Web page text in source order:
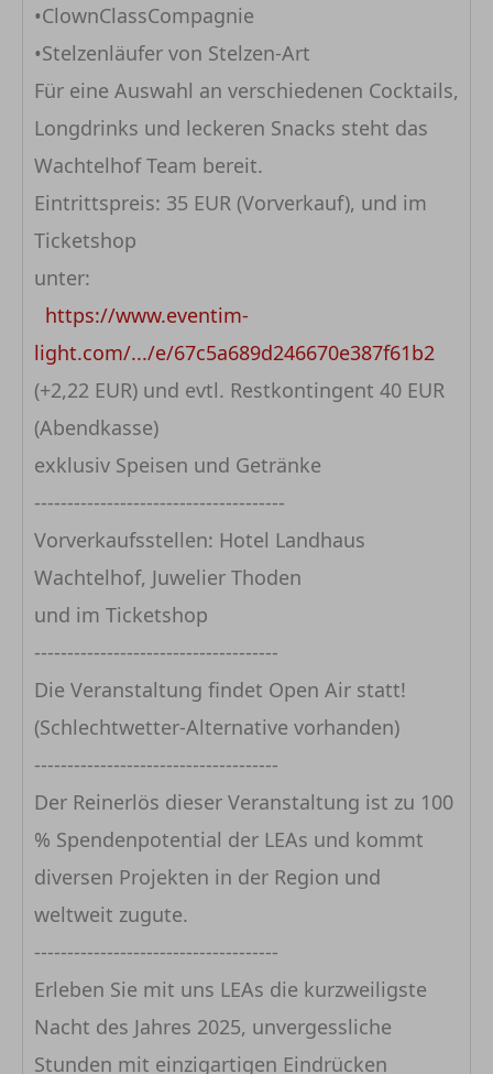
•ClownClassCompagnie
•Stelzenläufer von Stelzen-Art
Für eine Auswahl an verschiedenen Cocktails,
Longdrinks und leckeren Snacks steht das
Wachtelhof Team bereit.
Eintrittspreis: 35 EUR (Vorverkauf), und im
Ticketshop
unter:
https://www.eventim-
light.com/.../e/67c5a689d246670e387f61b2
(+2,22 EUR) und evtl. Restkontingent 40 EUR
(Abendkasse)
exklusiv Speisen und Getränke
--------------------------------------
Vorverkaufsstellen: Hotel Landhaus
Wachtelhof, Juwelier Thoden
und im Ticketshop
-------------------------------------
Die Veranstaltung findet Open Air statt!
(Schlechtwetter-Alternative vorhanden)
-------------------------------------
Der Reinerlös dieser Veranstaltung ist zu 100
% Spendenpotential der LEAs und kommt
diversen Projekten in der Region und
weltweit zugute.
-------------------------------------
Erleben Sie mit uns LEAs die kurzweiligste
Nacht des Jahres 2025, unvergessliche
Stunden mit einzigartigen Eindrücken